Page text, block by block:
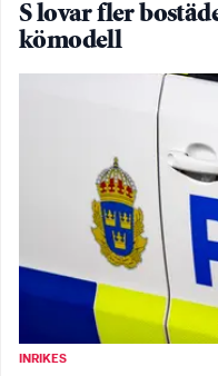
S lovar fler
kömodell
INRIKES